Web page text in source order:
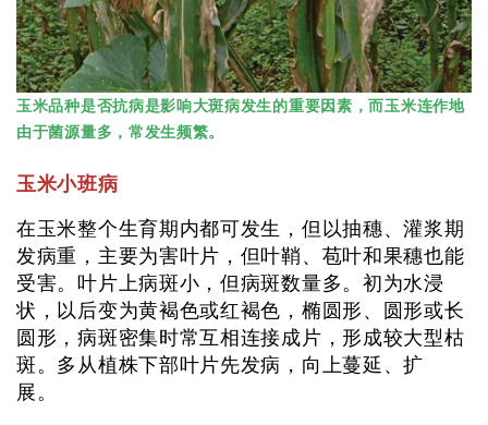
玉米品种是否抗病是影响大斑病发生的重要因素，而玉米连作地
由于菌源量多，常发生频繁。
玉米小班病
在玉米整个生育期内都可发生，但以抽穗、灌浆期
发病重，主要为害叶片，但叶鞘、苞叶和果穗也能
受害。叶片上病斑小，但病斑数量多。初为水浸
状，以后变为黄褐色或红褐色，椭圆形、圆形或长
圆形，病斑密集时常互相连接成片，形成较大型枯
斑。多从植株下部叶片先发病，向上蔓延、扩
展。